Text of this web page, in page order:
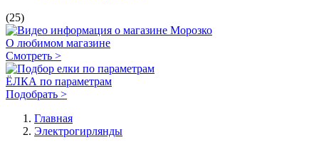
(25)
О любимом магазине
Смотреть >
ЁЛКА по параметрам
Подобрать >
Главная
Электро­гирлянды